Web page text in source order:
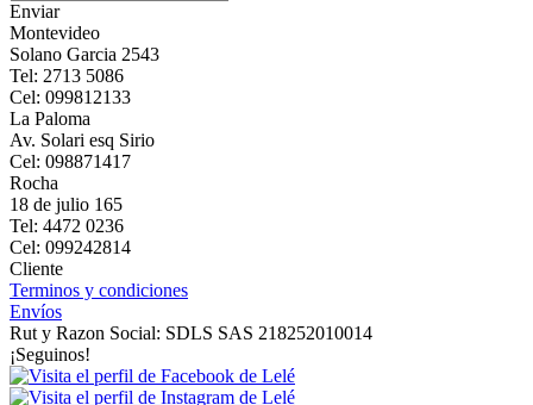
Enviar
Montevideo
Solano Garcia 2543
Tel: 2713 5086
Cel: 099812133
La Paloma
Av. Solari esq Sirio
Cel: 098871417
Rocha
18 de julio 165
Tel: 4472 0236
Cel: 099242814
Cliente
Terminos y condiciones
Envíos
Rut y Razon Social: SDLS SAS 218252010014
¡Seguinos!